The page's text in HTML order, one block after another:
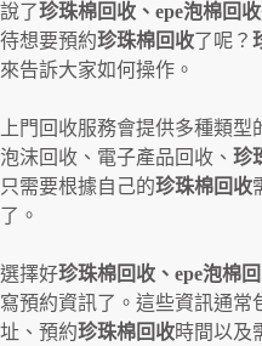
說了珍珠棉回收、epe泡棉回收
待想要預約珍珠棉回收了呢？
來告訴大家如何操作。
上門回收服務會提供多種類
泡沫回收、電子產品回收、 珍
只需要根據自己的珍珠棉回收
了。
選擇好珍珠棉回收、epe泡棉
寫預約資訊了。這些資訊通
址、預約珍珠棉回收時間以及